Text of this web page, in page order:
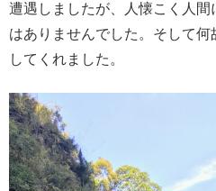
遭遇しましたが、人懐こく人
はありませんでした。そして
してくれました。